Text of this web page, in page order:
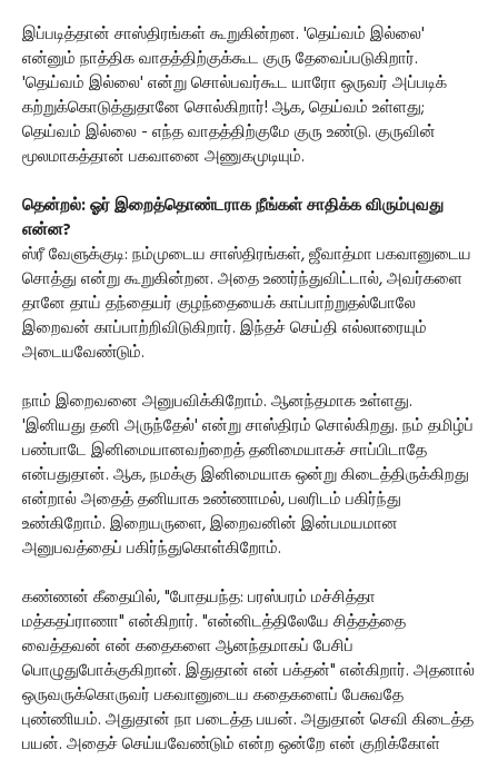
இப்படித்தான் சாஸ்திரங்கள் கூறுகின்றன. 'தெய்வம் இல்லை'
என்னும் நாத்திக வாதத்திற்குக்கூட குரு தேவைப்படுகிறார்.
'தெய்வம் இல்லை' என்று சொல்பவர்கூட யாரோ ஒருவர் அப்படிக்
கற்றுக்கொடுத்துதானே சொல்கிறார்! ஆக, தெய்வம் உள்ளது;
தெய்வம் இல்லை - எந்த வாதத்திற்குமே குரு உண்டு. குருவின்
மூலமாகத்தான் பகவானை அணுகமுடியும்.
தென்றல்: ஓர் இறைத்தொண்டராக நீங்கள் சாதிக்க விரும்புவது
என்ன?
ஸ்ரீ வேளுக்குடி: நம்முடைய சாஸ்திரங்கள், ஜீவாத்மா பகவானுடைய
சொத்து என்று கூறுகின்றன. அதை உணர்ந்துவிட்டால், அவர்களை
தானே தாய் தந்தையர் குழந்தையைக் காப்பாற்றுதல்போலே
இறைவன் காப்பாற்றிவிடுகிறார். இந்தச் செய்தி எல்லாரையும்
அடையவேண்டும்.
நாம் இறைவனை அனுபவிக்கிறோம். ஆனந்தமாக உள்ளது.
'இனியது தனி அருந்தேல்' என்று சாஸ்திரம் சொல்கிறது. நம் தமிழ்ப்
பண்பாடே இனிமையானவற்றைத் தனிமையாகச் சாப்பிடாதே
என்பதுதான். ஆக, நமக்கு இனிமையாக ஒன்று கிடைத்திருக்கிறது
என்றால் அதைத் தனியாக உண்ணாமல், பலரிடம் பகிர்ந்து
உண்கிறோம். இறையருளை, இறைவனின் இன்பமயமான
அனுபவத்தைப் பகிர்ந்துகொள்கிறோம்.
கண்ணன் கீதையில், "போதயந்த: பரஸ்பரம் மச்சித்தா
மத்கதப்ராணா" என்கிறார். "என்னிடத்திலேயே சித்தத்தை
வைத்தவன் என் கதைகளை ஆனந்தமாகப் பேசிப்
பொழுதுபோக்குகிறான். இதுதான் என் பக்தன்" என்கிறார். அதனால்
ஒருவருக்கொருவர் பகவானுடைய கதைகளைப் பேசுவதே
புண்ணியம். அதுதான் நா படைத்த பயன். அதுதான் செவி கிடைத்த
பயன். அதைச் செய்யவேண்டும் என்ற ஒன்றே என் குறிக்கோள்